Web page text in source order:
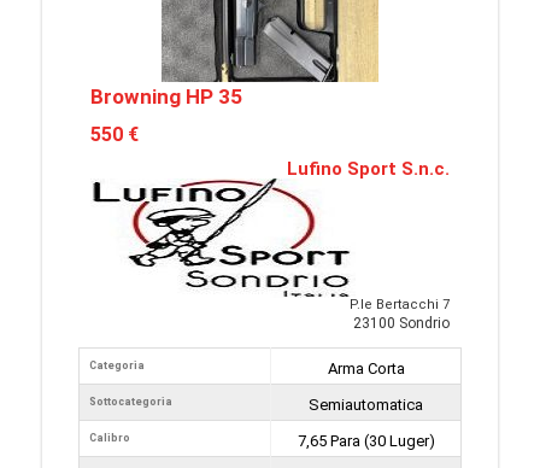
Browning HP 35
550 €
Lufino Sport S.n.c.
P.le Bertacchi 7
23100 Sondrio
Categoria
Sottocategoria
Calibro
Arma Corta
Semiautomatica
7,65 Para (30 Luger)